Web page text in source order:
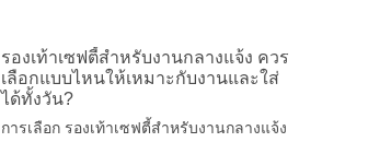
รองเท้าเซฟตี้สำหรับงานกลางแจ้ง ควร
เลือกแบบไหนให้เหมาะกับงานและใส่
ได้ทั้งวัน?
การเลือก รองเท้าเซฟตี้สำหรับงานกลางแจ้ง